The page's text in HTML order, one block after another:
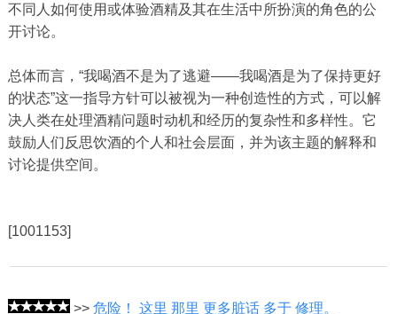
不同人如何使用或体验酒精及其在生活中所扮演的角色的公
开讨论。
总体而言，“我喝酒不是为了逃避——我喝酒是为了保持更好
的状态”这一指导方针可以被视为一种创造性的方式，可以解
决人类在处理酒精问题时动机和经历的复杂性和多样性。它
鼓励人们反思饮酒的个人和社会层面，并为该主题的解释和
讨论提供空间。
[1001153]
>> 危险！ 这里 那里 更多脏话 多于 修理。